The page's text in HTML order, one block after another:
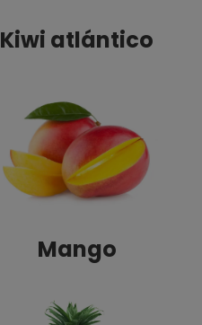
Kiwi atlántico
Mango